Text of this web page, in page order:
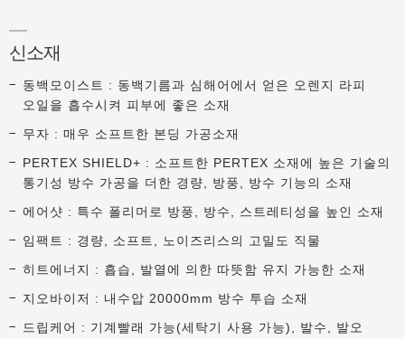
신소재
동백모이스트 : 동백기름과 심해어에서 얻은 오렌지 라피
오일을 흡수시켜 피부에 좋은 소재
무자 : 매우 소프트한 본딩 가공소재
PERTEX SHIELD+ : 소프트한 PERTEX 소재에 높은 기술의
통기성 방수 가공을 더한 경량, 방풍, 방수 기능의 소재
에어샷 : 특수 폴리머로 방풍, 방수, 스트레티성을 높인 소재
임팩트 : 경량, 소프트, 노이즈리스의 고밀도 직물
히트에너지 : 흡습, 발열에 의한 따뜻함 유지 가능한 소재
지오바이저 : 내수압 20000mm 방수 투습 소재
드립케어 : 기계빨래 가능(세탁기 사용 가능), 발수, 발오